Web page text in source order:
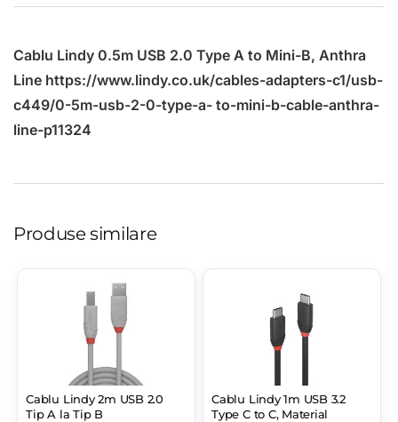
Cablu Lindy 0.5m USB 2.0 Type A to Mini-B, Anthra
Line https://www.lindy.co.uk/cables-adapters-c1/usb-
c449/0-5m-usb-2-0-type-a- to-mini-b-cable-anthra-
line-p11324
Produse similare
Cablu Lindy 2m USB 2.0
Tip A la Tip B
Cablu Lindy 1m USB 3.2
Type C to C, Material